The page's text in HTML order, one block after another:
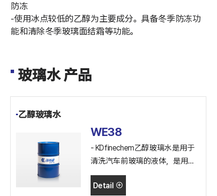
防冻
-使用冰点较低的乙醇为主要成分。具备冬季防冻功
能和清除冬季玻璃面结霜等功能。
玻璃水 产品
乙醇玻璃水
WE38
- KDfinechem乙醇玻璃水是用于
清洗汽车前玻璃的液体，是用乙
醇、表面活性剂、防金属腐蚀剂
制作的玻璃水。
Detail